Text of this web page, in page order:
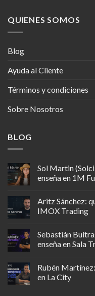
QUIENES SOMOS
Blog
Ayuda al Cliente
Términos y condiciones
Sobre Nosotros
BLOG
Sol Martin
enseña en 1M
Aritz Sánchez:
IMOX Trading
Sebastián
enseña en Sala
Rubén
en La City